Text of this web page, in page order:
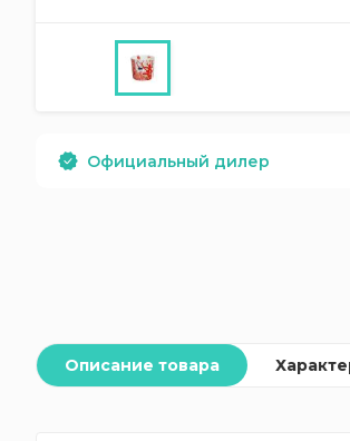
Официальный дилер
Описание товара